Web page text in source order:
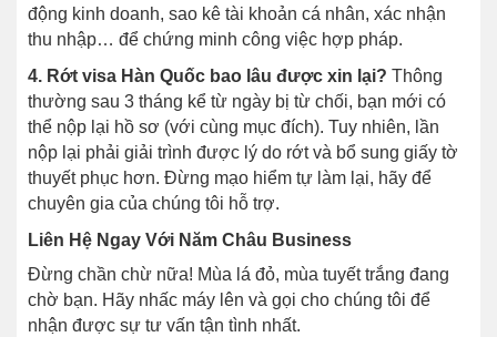
động kinh doanh, sao kê tài khoản cá nhân, xác nhận
thu nhập… để chứng minh công việc hợp pháp.
4. Rớt visa Hàn Quốc bao lâu được xin lại? Thông
thường sau 3 tháng kể từ ngày bị từ chối, bạn mới có
thể nộp lại hồ sơ (với cùng mục đích). Tuy nhiên, lần
nộp lại phải giải trình được lý do rớt và bổ sung giấy tờ
thuyết phục hơn. Đừng mạo hiểm tự làm lại, hãy để
chuyên gia của chúng tôi hỗ trợ.
Liên Hệ Ngay Với Năm Châu Business
Đừng chần chừ nữa! Mùa lá đỏ, mùa tuyết trắng đang
chờ bạn. Hãy nhấc máy lên và gọi cho chúng tôi để
nhận được sự tư vấn tận tình nhất.